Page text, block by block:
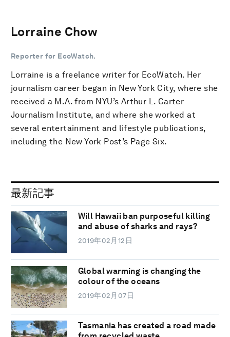
Lorraine Chow
Reporter for EcoWatch.
Lorraine is a freelance writer for EcoWatch. Her
journalism career began in New York City, where she
received a M.A. from NYU’s Arthur L. Carter
Journalism Institute, and where she worked at
several entertainment and lifestyle publications,
including the New York Post’s Page Six.
最新記事
Will Hawaii ban purposeful killing
and abuse of sharks and rays?
2019年02月12日
Global warming is changing the
colour of the oceans
2019年02月07日
Tasmania has created a road made